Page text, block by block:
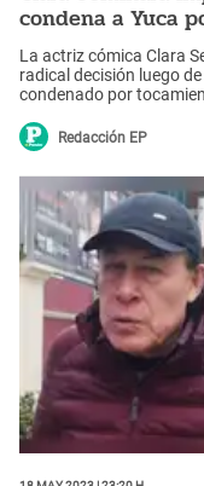
condena a Yuca
La actriz cómica Clara
radical decisión luego
condenado por
Redacción EP